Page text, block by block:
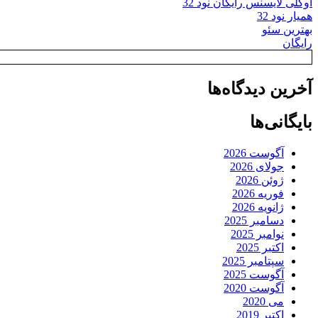
همیار نود 32
بهترین سئو
رایگان
آخرین دیدگاه‌ها
بایگانی‌ها
آگوست 2026
جولای 2026
ژوئن 2026
فوریه 2026
ژانویه 2026
دسامبر 2025
نوامبر 2025
اکتبر 2025
سپتامبر 2025
آگوست 2025
آگوست 2020
می 2020
اکتبر 2019